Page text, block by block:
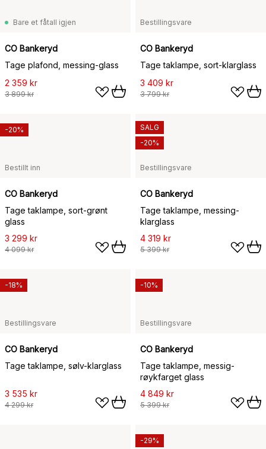
Bare et fåtall igjen
CO Bankeryd
Tage plafond, messing-glass
2 359 kr
3 899 kr
Bestillingsvare
CO Bankeryd
Tage taklampe, sort-klarglass
3 409 kr
3 799 kr
Bestillt inn
CO Bankeryd
Tage taklampe, sort-grønt
glass
3 299 kr
4 099 kr
-20%
Bestillingsvare
CO Bankeryd
Tage taklampe, messing-
klarglass
4 319 kr
5 399 kr
SALG
-20%
Bestillingsvare
CO Bankeryd
Tage taklampe, sølv-klarglass
3 535 kr
4 299 kr
-18%
Bestillingsvare
CO Bankeryd
Tage taklampe, messig-
røykfarget glass
4 849 kr
5 399 kr
-10%
-29%